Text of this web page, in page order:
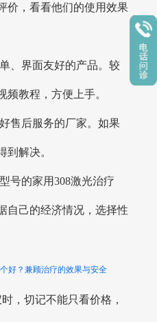
价，看看他们的使用效果
、界面友好的产品。较
频教程，方便上手。
售后服务的厂家。如果
到解决。
号的家用308激光治疗
自己的经济情况，选择性
好？兼顾治疗的效果与安全
，切记不能只看价格，